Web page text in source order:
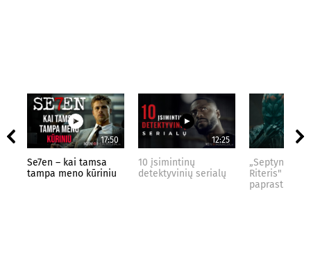
17:50
Se7en – kai tamsa
tampa meno kūriniu
12:25
10 įsimintinų
detektyvinių serialų
„Septynių
Riteris" – kai
paprastumas